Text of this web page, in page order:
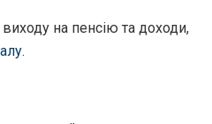
на пенсію та доходи,
.